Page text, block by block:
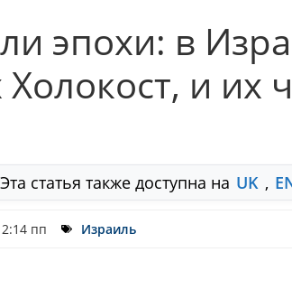
эпохи: в
и их
статья также доступна на UK ,
2:14 пп Израиль